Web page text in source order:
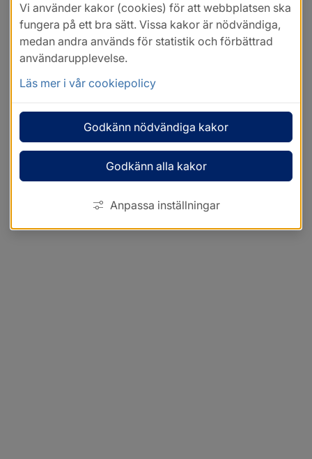
Vi använder kakor (cookies) för att webbplatsen ska
fungera på ett bra sätt. Vissa kakor är nödvändiga,
medan andra används för statistik och förbättrad
användarupplevelse.
Läs mer i vår cookiepolicy
Godkänn nödvändiga kakor
Godkänn alla kakor
Anpassa inställningar